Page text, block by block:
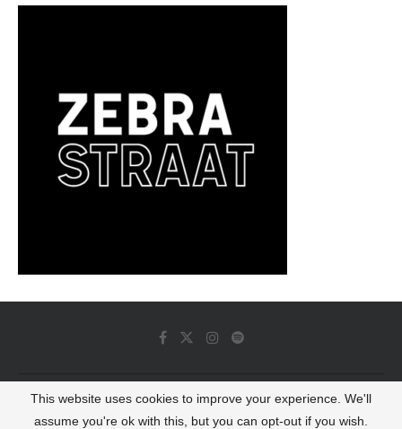
© 2022 - Luminous Dash All Rights Reserved
This website uses cookies to improve your experience. We'll
assume you're ok with this, but you can opt-out if you wish.